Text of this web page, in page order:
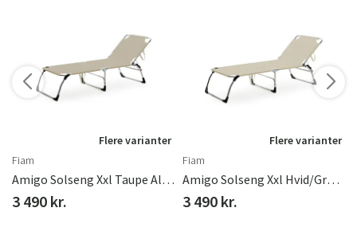
Flere varianter
Fiam
Amigo Solseng Xxl Taupe Aluminium/textilene
3 490 kr.
Flere varianter
Fiam
Amigo Solseng Xxl Hvid/grå Aluminium/textilene
3 490 kr.